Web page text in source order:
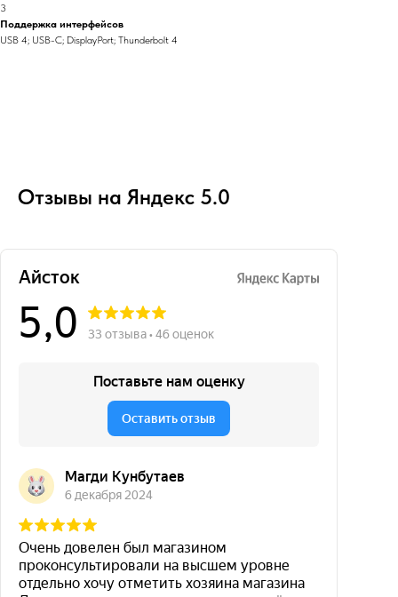
3
Поддержка интерфейсов
USB 4; USB-C; DisplayPort; Thunderbolt 4
Отзывы на Яндекс 5.0